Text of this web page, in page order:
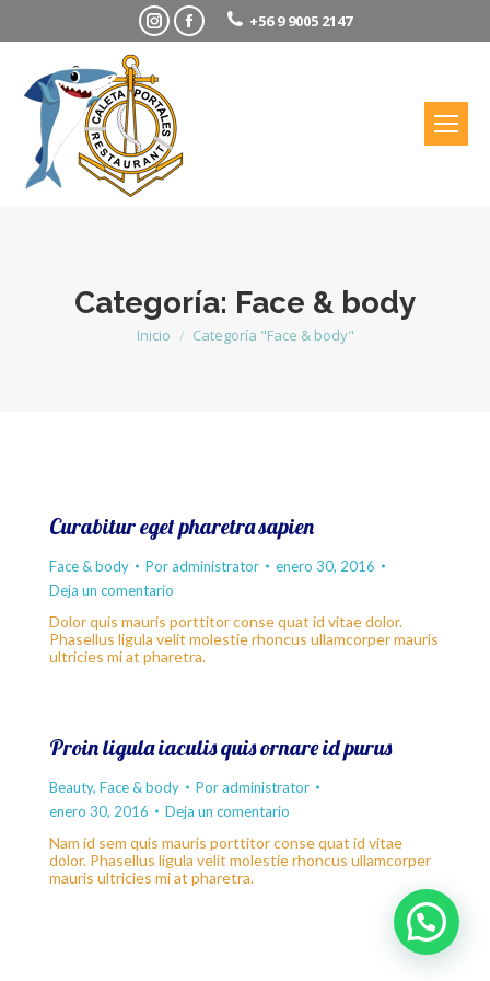
InstagramFacebook+56 9 9005 2147
Categoría: Face & body
Estás aquí:
Inicio Categoría "Face & body"
Curabitur eget pharetra sapien
Face & body Poradministrator
enero 30, 2016
Deja un comentario
Dolor quis mauris porttitor conse quat id vitae dolor.
Phasellus ligula velit molestie rhoncus ullamcorper mauris
ultricies mi at pharetra.
Proin ligula iaculis quis ornare id purus
Beauty, Face & body Poradministrator
enero 30, 2016
Deja un comentario
Nam id sem quis mauris porttitor conse quat id vitae
dolor. Phasellus ligula velit molestie rhoncus ullamcorper
mauris ultricies mi at pharetra.